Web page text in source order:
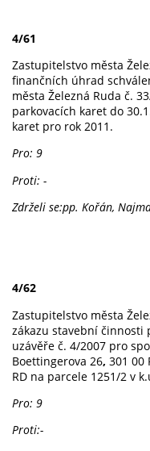
4/61
Zastupitelstvo města
finančních úhrad
města Železná Ruda č.
parkovacích karet do
karet pro rok 2011.
Pro: 9
Proti: -
Zdrželi se:pp. Kořán,
4/62
Zastupitelstvo města
zákazu stavební
uzávěře č. 4/2007 pro
Boettingerova 26, 301 00
RD na parcele 1251/2 v
Pro: 9
Proti:-